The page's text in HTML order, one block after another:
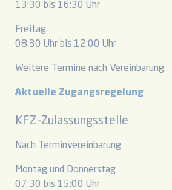
13:30 bis 16:30 Uhr
Freitag
08:30 Uhr bis 12:00 Uhr
Weitere Termine nach Vereinbarung.
Aktuelle Zugangsregelung
KFZ-Zulassungsstelle
Nach Terminvereinbarung
Montag und Donnerstag
07:30 bis 15:00 Uhr